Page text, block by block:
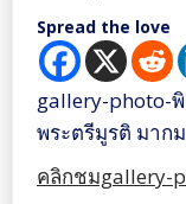
Spread the love
gallery-photo-
พระตรีมูรติ มาก
คลิกชมgallery-